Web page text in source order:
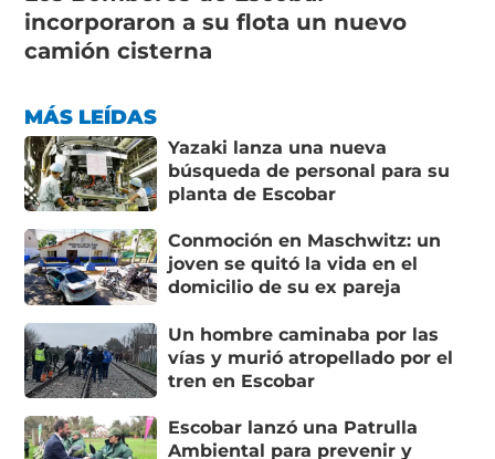
incorporaron a su flota un nuevo
camión cisterna
MÁS LEÍDAS
Yazaki lanza una nueva
búsqueda de personal para su
planta de Escobar
Conmoción en Maschwitz: un
joven se quitó la vida en el
domicilio de su ex pareja
Un hombre caminaba por las
vías y murió atropellado por el
tren en Escobar
Escobar lanzó una Patrulla
Ambiental para prevenir y